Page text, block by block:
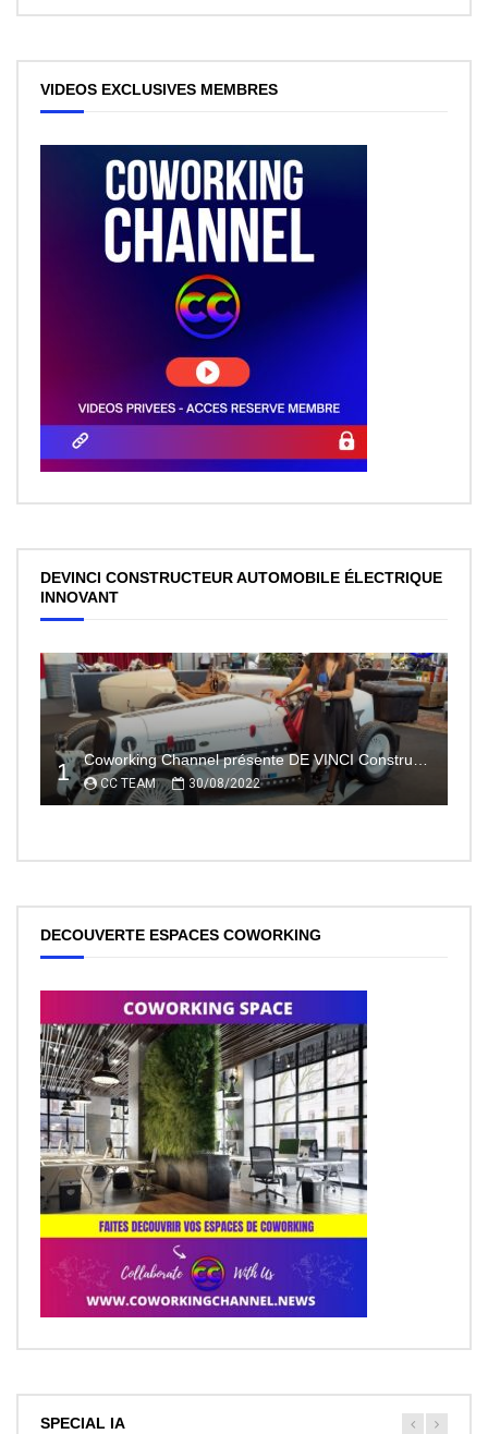
VIDEOS EXCLUSIVES MEMBRES
DEVINCI CONSTRUCTEUR AUTOMOBILE ÉLECTRIQUE
INNOVANT
1 Coworking Channel présente DE VINCI Constructeur automobile électrique innovant 100% made In France
CC TEAM 30/08/2022
DECOUVERTE ESPACES COWORKING
SPECIAL IA